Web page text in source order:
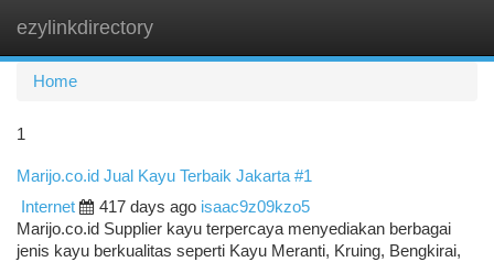
ezylinkdirectory
Home
1
Marijo.co.id Jual Kayu Terbaik Jakarta #1
Internet
417 days ago isaac9z09kzo5
Marijo.co.id Supplier kayu terpercaya menyediakan berbagai
jenis kayu berkualitas seperti Kayu Meranti, Kruing, Bengkirai,